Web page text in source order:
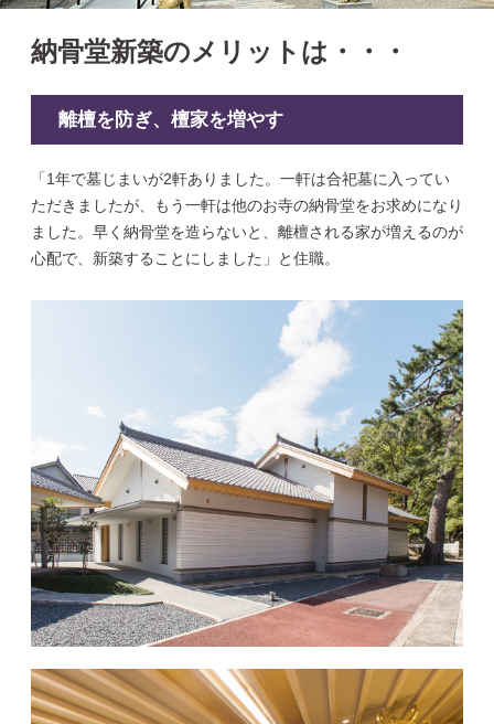
納骨堂新築のメリットは・・・
離檀を防ぎ、檀家を増やす
「1年で墓じまいが2軒ありました。一軒は合祀墓に入ってい
ただきましたが、もう一軒は他のお寺の納骨堂をお求めになり
ました。早く納骨堂を造らないと、離檀される家が増えるのが
心配で、新築することにしました」と住職。